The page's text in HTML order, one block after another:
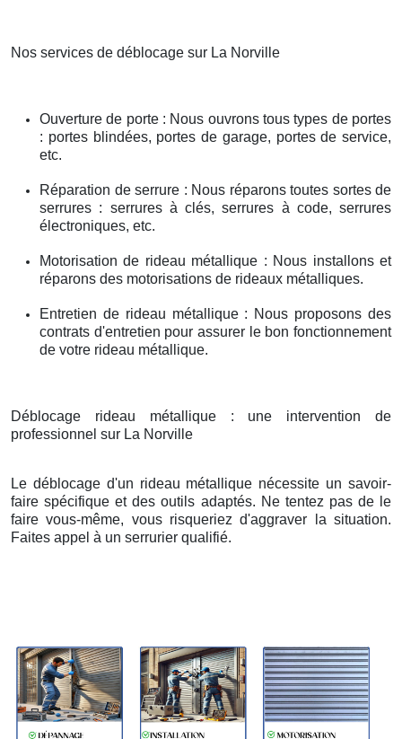
Nos services de déblocage sur La Norville
Ouverture de porte : Nous ouvrons tous types de portes
: portes blindées, portes de garage, portes de service,
etc.
Réparation de serrure : Nous réparons toutes sortes de
serrures : serrures à clés, serrures à code, serrures
électroniques, etc.
Motorisation de rideau métallique : Nous installons et
réparons des motorisations de rideaux métalliques.
Entretien de rideau métallique : Nous proposons des
contrats d'entretien pour assurer le bon fonctionnement
de votre rideau métallique.
Déblocage rideau métallique : une intervention de
professionnel sur La Norville
Le déblocage d'un rideau métallique nécessite un savoir-
faire spécifique et des outils adaptés. Ne tentez pas de le
faire vous-même, vous risqueriez d'aggraver la situation.
Faites appel à un serrurier qualifié.